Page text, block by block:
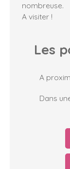
nombreuse.
A visiter !
Les
A
Dans